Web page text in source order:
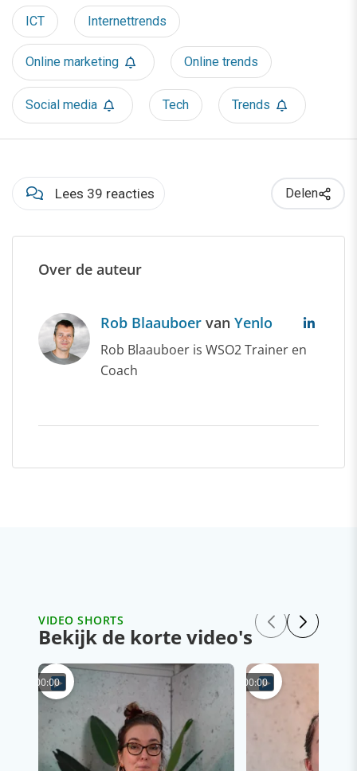
ICT Internettrends
Online marketing Online trends
Social media Tech Trends
Lees 39 reacties Delen
Over de auteur
Rob Blaauboer van Yenlo
Rob Blaauboer is WSO2 Trainer en
Coach
VIDEO SHORTS
Bekijk de korte video's
00:00 00:00